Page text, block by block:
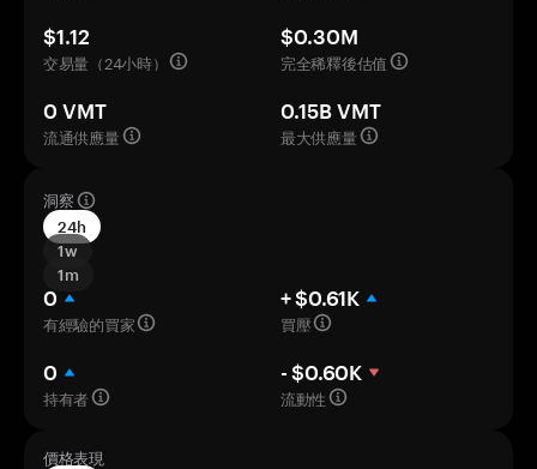
$1.12
交易量（24小時）
$0.30M
完全稀釋後估值
0 VMT
流通供應量
0.15B VMT
最大供應量
洞察
24h
1w
1m
0
有經驗的買家
+ $0.61K
買壓
0
持有者
- $0.60K
流動性
價格表現